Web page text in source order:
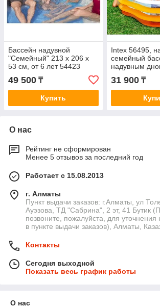
Бассейн надувной
"Семейный" 213 х 206 х
53 см, от 6 лет 54423
49 500 ₸
Купить
Intex 56495,
семейный
надувным
Colors, "Звезда"
185х180*53 см
31 900₸
О нас
Рейтинг не сформирован
Менее 5 отзывов за последний год
Работает с 15.08.2013
г. Алматы
Пункт выдачи заказов: г.Алматы, ул
Ауэзова, ТД "Сабрина", 2 эт, 41 Бутик
позвоните, пожалуйста, для уточнения
в пункте выдачи заказов), Алматы,
Контакты
Сегодня выходной
Показать весь график работы
О нас